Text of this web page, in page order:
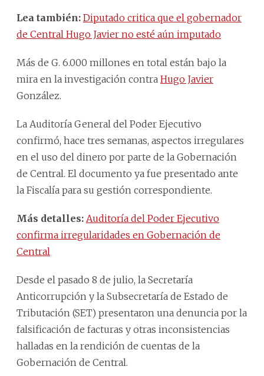
Lea también: Diputado critica que el gobernador
de Central Hugo Javier no esté aún imputado
Más de G. 6.000 millones en total están bajo la
mira en la investigación contra Hugo Javier
González.
La Auditoría General del Poder Ejecutivo
confirmó, hace tres semanas, aspectos irregulares
en el uso del dinero por parte de la Gobernación
de Central. El documento ya fue presentado ante
la Fiscalía para su gestión correspondiente.
Más detalles: Auditoría del Poder Ejecutivo
confirma irregularidades en Gobernación de
Central
Desde el pasado 8 de julio, la Secretaría
Anticorrupción y la Subsecretaría de Estado de
Tributación (SET) presentaron una denuncia por la
falsificación de facturas y otras inconsistencias
halladas en la rendición de cuentas de la
Gobernación de Central.